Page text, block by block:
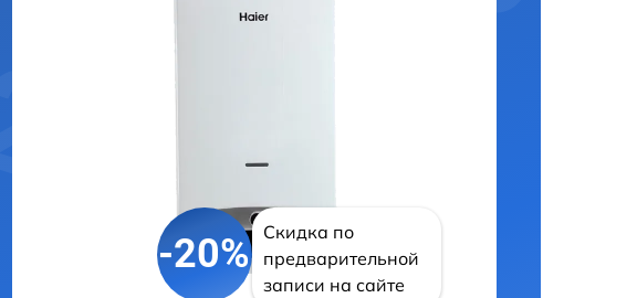
-20%
Скидка по
предварительной
записи на сайте